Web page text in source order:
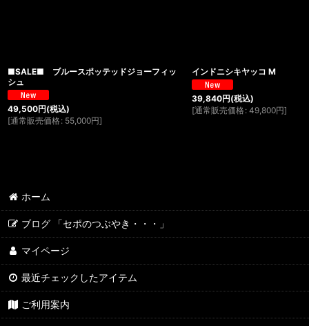
■SALE■ ブルースポッテッドジョーフィッ
シュ
49,500円(税込)
[通常販売価格 : 55,000円]
インドニシキヤッコ M
39,840円(税込)
[通常販売価格 : 49,800円]
ホーム
ブログ 「セポのつぶやき・・・」
マイページ
最近チェックしたアイテム
ご利用案内